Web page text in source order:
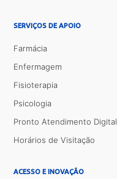
SERVIÇOS DE APOIO
Farmácia
Enfermagem
Fisioterapia
Psicologia
Pronto Atendimento Digital
Horários de Visitação
ACESSO E INOVAÇÃO